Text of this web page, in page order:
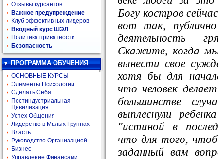
Отзывы курсантов
Важное предупреждение
Клуб эффективных лидеров
Вводный курс ШЭЛ
Политика приватности
Безопасность
ПРОГРАММА ОБУЧЕНИЯ
ОСНОВНЫЕ КУРСЫ
Элементы Психологии
Сделать Себя
Постиндустриальная
Цивилизация
Успех Общения
Лидерство в Малых Группах
Власть
Руководство Организацией
Бизнес
Управление Финансами
Богу костров
вот так,
деятельность
Скажите, когда
вынести свое
хотя бы для
что человек
большинстве
выплеснули
"истиной в
что для того,
заданный вам